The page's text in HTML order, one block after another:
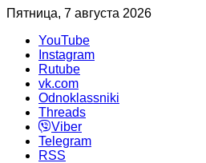
Пятница, 7 августа 2026
YouTube
Instagram
Rutube
vk.com
Odnoklassniki
Threads
Viber
Telegram
RSS